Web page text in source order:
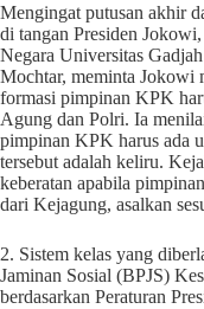
Mengingat putusan akhir
di tangan Presiden
Negara Universitas
Mochtar, meminta Jokowi
formasi pimpinan KPK
Agung dan Polri. Ia
pimpinan KPK harus ada
tersebut adalah keliru.
keberatan apabila
dari Kejagung, asalkan
2. Sistem kelas yang
Jaminan Sosial (BPJS)
berdasarkan Peraturan